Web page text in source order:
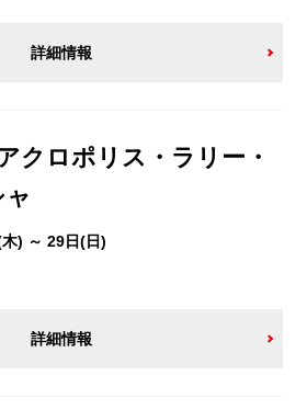
詳細情報
クロポリス・ラリー・
) ～ 29日(日)
詳細情報